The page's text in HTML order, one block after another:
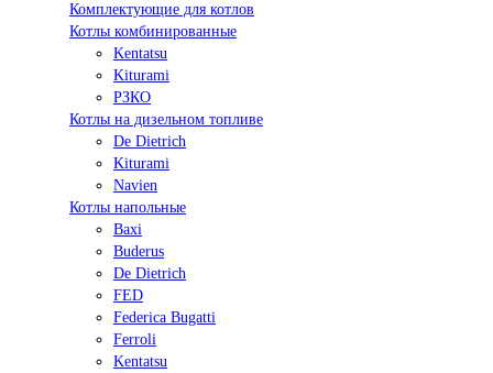
Комплектующие для котлов
Котлы комбинированные
Kentatsu
Kiturami
РЗКО
Котлы на дизельном топливе
De Dietrich
Kiturami
Navien
Котлы напольные
Baxi
Buderus
De Dietrich
FED
Federica Bugatti
Ferroli
Kentatsu